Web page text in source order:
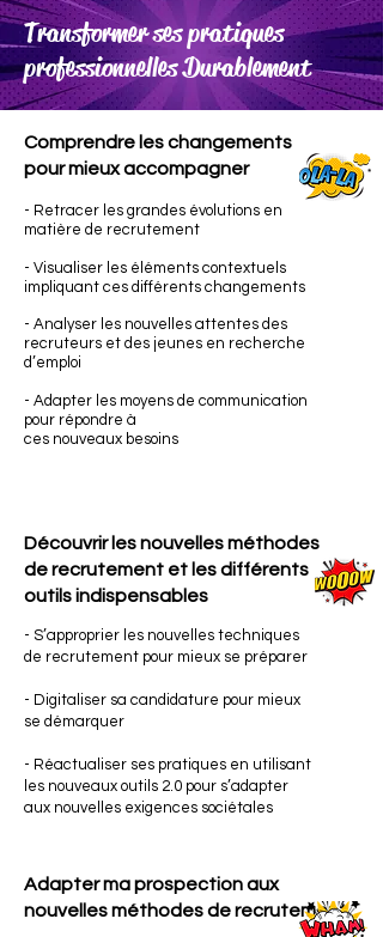
Transformer ses pratiques
professionnelles Durablement
Comprendre les changements
pour mieux accompagner
- Retracer les grandes évolutions en
matière de recrutement
- Visualiser les éléments contextuels
impliquant ces différents changements
- Analyser les nouvelles attentes des
recruteurs et des jeunes en recherche
d’emploi
- Adapter les moyens de communication
pour répondre à
ces nouveaux besoins
Découvrir les nouvellesméthodes
de recrutement et les différents
outils indispensables
- S’approprier les nouvelles techniques
de recrutement pour mieux se préparer
- Digitaliser sa candidature pour mieux
se démarquer
- Réactualiser ses pratiques en utilisant
les nouveaux outils 2.0 pour s’adapter
aux nouvelles exigences sociétales
Adapter ma prospection aux
nouvelles méthodes de recrutement